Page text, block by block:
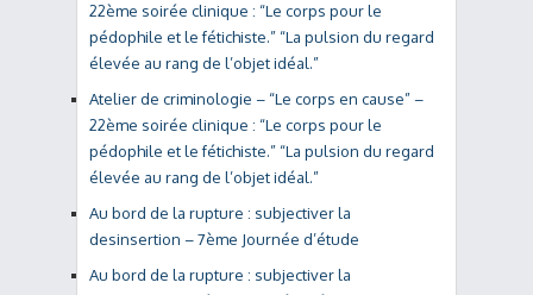
22ème soirée clinique : “Le corps pour le
pédophile et le fétichiste.” “La pulsion du regard
élevée au rang de l’objet idéal.”
Atelier de criminologie – “Le corps en cause” –
22ème soirée clinique : “Le corps pour le
pédophile et le fétichiste.” “La pulsion du regard
élevée au rang de l’objet idéal.”
Au bord de la rupture : subjectiver la
desinsertion – 7ème Journée d’étude
Au bord de la rupture : subjectiver la